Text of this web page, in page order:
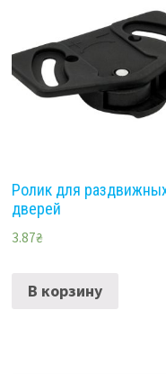
Ролик для
дверей
3.87₴
В корзину